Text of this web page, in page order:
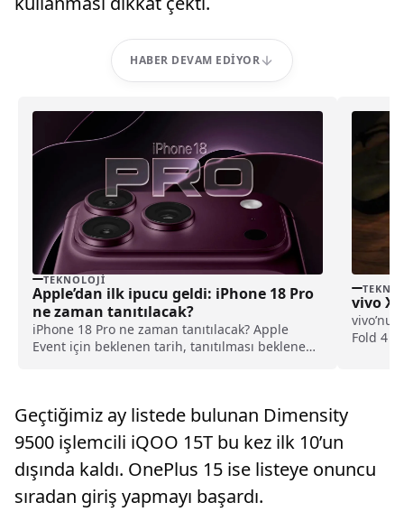
HABER DEVAM EDIYOR
TEKNOLOJI
Apple’dan ilk ipucu geldi: iPhone 18 Pro
ne zaman tanıtılacak?
iPhone 18 Pro ne zaman tanıtılacak? Apple
Event için beklenen tarih, tanıtılması beklenen
vivo X
Fold 4
Geçtiğimiz ay listede bulunan Dimensity
9500 işlemcili iQOO 15T bu kez ilk 10’un
dışında kaldı. OnePlus 15 ise listeye onuncu
sıradan giriş yapmayı başardı.